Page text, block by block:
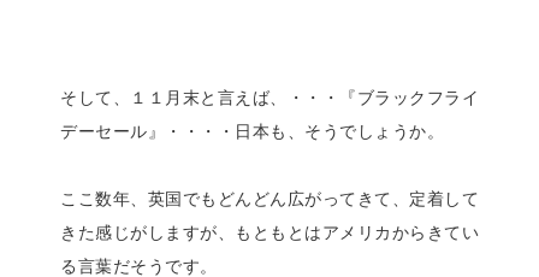
そして、１１月末と言えば、・・・『ブラックフライ
デーセール』・・・・日本も、そうでしょうか。
ここ数年、英国でもどんどん広がってきて、定着して
きた感じがしますが、もともとはアメリカからきてい
る言葉だそうです。